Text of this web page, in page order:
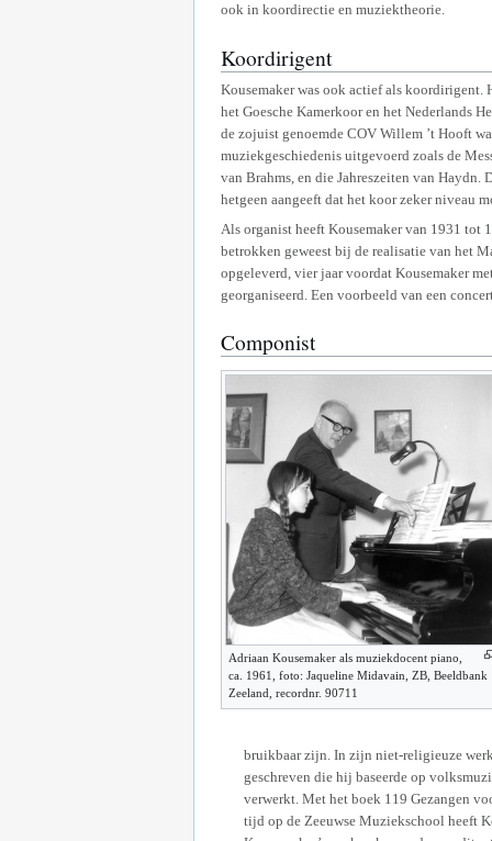
ook in koordirectie en muziektheorie.
Koordirigent
Kousemaker was ook actief als
het Goesche Kamerkoor en het Nederlands
de zojuist genoemde COV Willem ’t Hooft
muziekgeschiedenis uitgevoerd zoals de
van Brahms, en die Jahreszeiten van
hetgeen aangeeft dat het koor zeker niveau
Als organist heeft Kousemaker van 1931
betrokken geweest bij de realisatie van het
opgeleverd, vier jaar voordat Kousemaker
georganiseerd. Een voorbeeld van een
Componist
Adriaan Kousemaker als muziekdocent piano,
ca. 1961, foto: Jaqueline Midavain, ZB, Beeldbank
Zeeland, recordnr. 90711
bruikbaar zijn. In zijn niet-religieuze
geschreven die hij baseerde op
verwerkt. Met het boek 119 Gezangen
tijd op de Zeeuwse Muziekschool heeft